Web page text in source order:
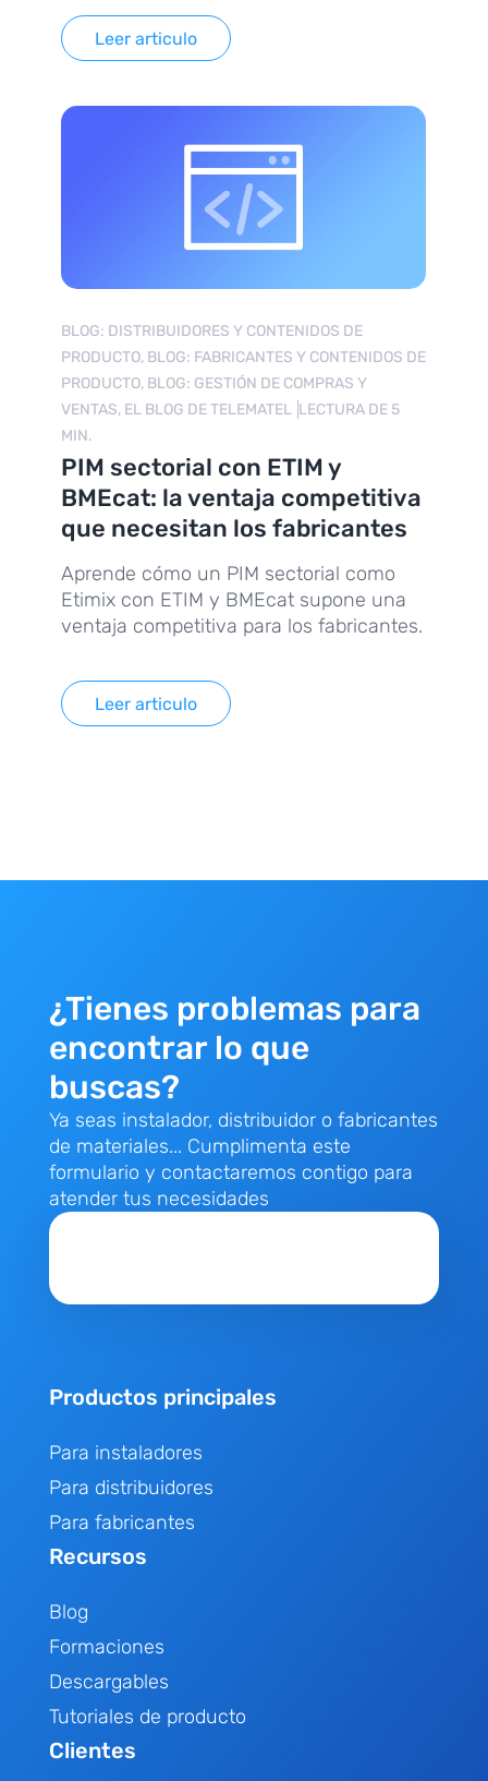
Leer articulo
BLOG: DISTRIBUIDORES Y CONTENIDOS DE
PRODUCTO, BLOG: FABRICANTES Y CONTENIDOS DE
PRODUCTO, BLOG: GESTIÓN DE COMPRAS Y
VENTAS, EL BLOG DE TELEMATEL LECTURA DE 5
MIN.
PIM sectorial con ETIM y
BMEcat: la ventaja competitiva
que necesitan los fabricantes
Aprende cómo un PIM sectorial como
Etimix con ETIM y BMEcat supone una
ventaja competitiva para los fabricantes.
Leer articulo
¿Tienes problemas para
encontrar lo que
buscas?
Ya seas instalador, distribuidor o fabricantes
de materiales... Cumplimenta este
formulario y contactaremos contigo para
atender tus necesidades
Productos principales
Para instaladores
Para distribuidores
Para fabricantes
Recursos
Blog
Formaciones
Descargables
Tutoriales de producto
Clientes